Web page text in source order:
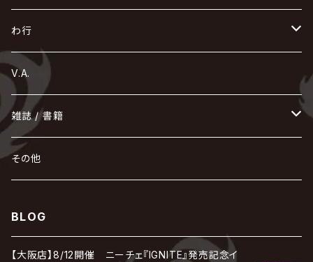
Acid Black Cherry
Ashmaze.
甘い暴力
色々な十字架
168 / 葵-168-
the GazettE
GOTCHAROCKA
KAMIJO
cali≠gari
河村隆一
KIRITO / キリト
己龍
GREN / グレン
黒夢
CONTRASTZ
XANVALA
Sick²
ジグソウ
シド
JAKIGAN MEISTER
Chanty
sukekiyo
SCAPEGOAT
SPLENDID GOD GIRAFFE
SLAPSLY / CHIYU
ZOMBIE / ぞんび
DADAROMA
逹瑯
DAVID / SUI / 縁
DARRELL
DIAURA
DaizyStripper
D'ESPAIRSRAY
Develop One's Faculties
DEXCORE
東京花嫁
Tourbillon
Dawnman
DOG inthePWO
NETH PRIERE CAIN
NEVERLAND
の
NoGoD
NOCTURNAL BLOODLUST
BugLug
HAZUKI / 葉月
花見桜こうき
薔薇の宮殿
BAROQUE
美炎-BIEN-
HIZAKI
vistlip
ヒッチコック
HIDE-ZOU
Far East Dizain
Fatüm
FANTASTIC◇CIRCUS
FEST VAINQUEUR
へ
BabyKingdom
THE BEETHOVEN
PENICILLIN
ほ
POIDOL
HOLLOWGRAM
MAO / マオ from SID
マガツノート
machine
Magistina Saga
マツタケワークス
未完成アリス
ミスイ
mitsu
MIMIZUQ
む
MUCC / ムック
め
メトロノーム
MERRY / メリー
も
THE MORTAL
最上川司
ヤミテラ / 外道反逆者ヤミテラ
ゆ
YUKIYA / 藤田幸也
ユナイト
よ
ら
rice
Rides In ReVellion
Raphael
り
Leetspeak monsters
Ricky
る
Ruiza
LUNA SEA
れ
the Raid.
わ行
わ
wyse
我が為
V.A.
雑誌 / 書籍
hévn
その他
BLOG
【大阪店】8/12開催 ニーチェ『IGNITE』発売記念イ